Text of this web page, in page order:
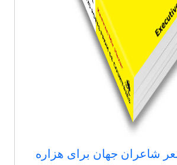
شاعران جهان برای هزاره